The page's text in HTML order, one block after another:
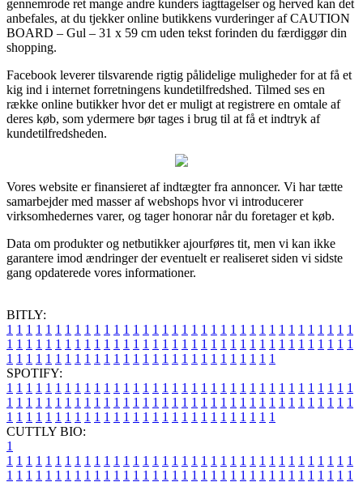
gennemrode ret mange andre kunders iagttagelser og herved kan det
anbefales, at du tjekker online butikkens vurderinger af CAUTION
BOARD – Gul – 31 x 59 cm uden tekst forinden du færdiggør din
shopping.
Facebook leverer tilsvarende rigtig pålidelige muligheder for at få et
kig ind i internet forretningens kundetilfredshed. Tilmed ses en
række online butikker hvor det er muligt at registrere en omtale af
deres køb, som ydermere bør tages i brug til at få et indtryk af
kundetilfredsheden.
Vores website er finansieret af indtægter fra annoncer. Vi har tætte
samarbejder med masser af webshops hvor vi introducerer
virksomhedernes varer, og tager honorar når du foretager et køb.
Data om produkter og netbutikker ajourføres tit, men vi kan ikke
garantere imod ændringer der eventuelt er realiseret siden vi sidste
gang opdaterede vores informationer.
BITLY:
1 1 1 1 1 1 1 1 1 1 1 1 1 1 1 1 1 1 1 1 1 1 1 1 1 1 1 1 1 1 1 1 1 1 1 1
1 1 1 1 1 1 1 1 1 1 1 1 1 1 1 1 1 1 1 1 1 1 1 1 1 1 1 1 1 1 1 1 1 1 1 1
1 1 1 1 1 1 1 1 1 1 1 1 1 1 1 1 1 1 1 1 1 1 1 1 1 1 1 1
SPOTIFY:
1 1 1 1 1 1 1 1 1 1 1 1 1 1 1 1 1 1 1 1 1 1 1 1 1 1 1 1 1 1 1 1 1 1 1 1
1 1 1 1 1 1 1 1 1 1 1 1 1 1 1 1 1 1 1 1 1 1 1 1 1 1 1 1 1 1 1 1 1 1 1 1
1 1 1 1 1 1 1 1 1 1 1 1 1 1 1 1 1 1 1 1 1 1 1 1 1 1 1 1
CUTTLY BIO:
1
1 1 1 1 1 1 1 1 1 1 1 1 1 1 1 1 1 1 1 1 1 1 1 1 1 1 1 1 1 1 1 1 1 1 1 1
1 1 1 1 1 1 1 1 1 1 1 1 1 1 1 1 1 1 1 1 1 1 1 1 1 1 1 1 1 1 1 1 1 1 1 1